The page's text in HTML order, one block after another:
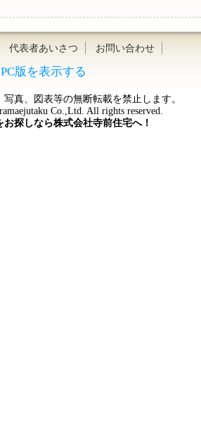
代表者あいさつ お問い合わせ
PC版を表示する
真、図表等の無断転載を禁止します。
Co.,Ltd. All rights reserved.
お探しなら株式会社寺前住宅へ！